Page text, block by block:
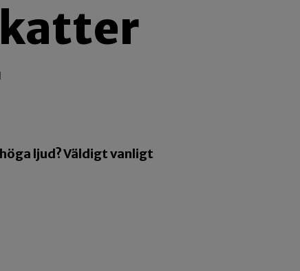
ljud? Väldigt vanligt